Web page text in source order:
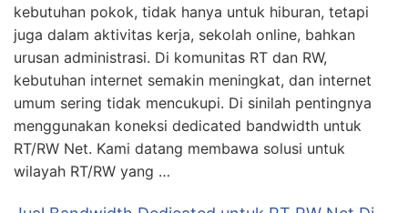
kebutuhan pokok, tidak hanya untuk hiburan, tetapi
juga dalam aktivitas kerja, sekolah online, bahkan
urusan administrasi. Di komunitas RT dan RW,
kebutuhan internet semakin meningkat, dan internet
umum sering tidak mencukupi. Di sinilah pentingnya
menggunakan koneksi dedicated bandwidth untuk
RT/RW Net. Kami datang membawa solusi untuk
wilayah RT/RW yang …